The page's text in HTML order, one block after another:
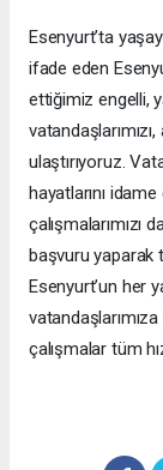
Esenyurt’ta
ifade eden
ettiğimiz engelli,
ulaştırıyoruz.
hayatlarını
çalışmalarımızı
başvuru yaparak
Esenyurt’un her
çalışmalar tüm